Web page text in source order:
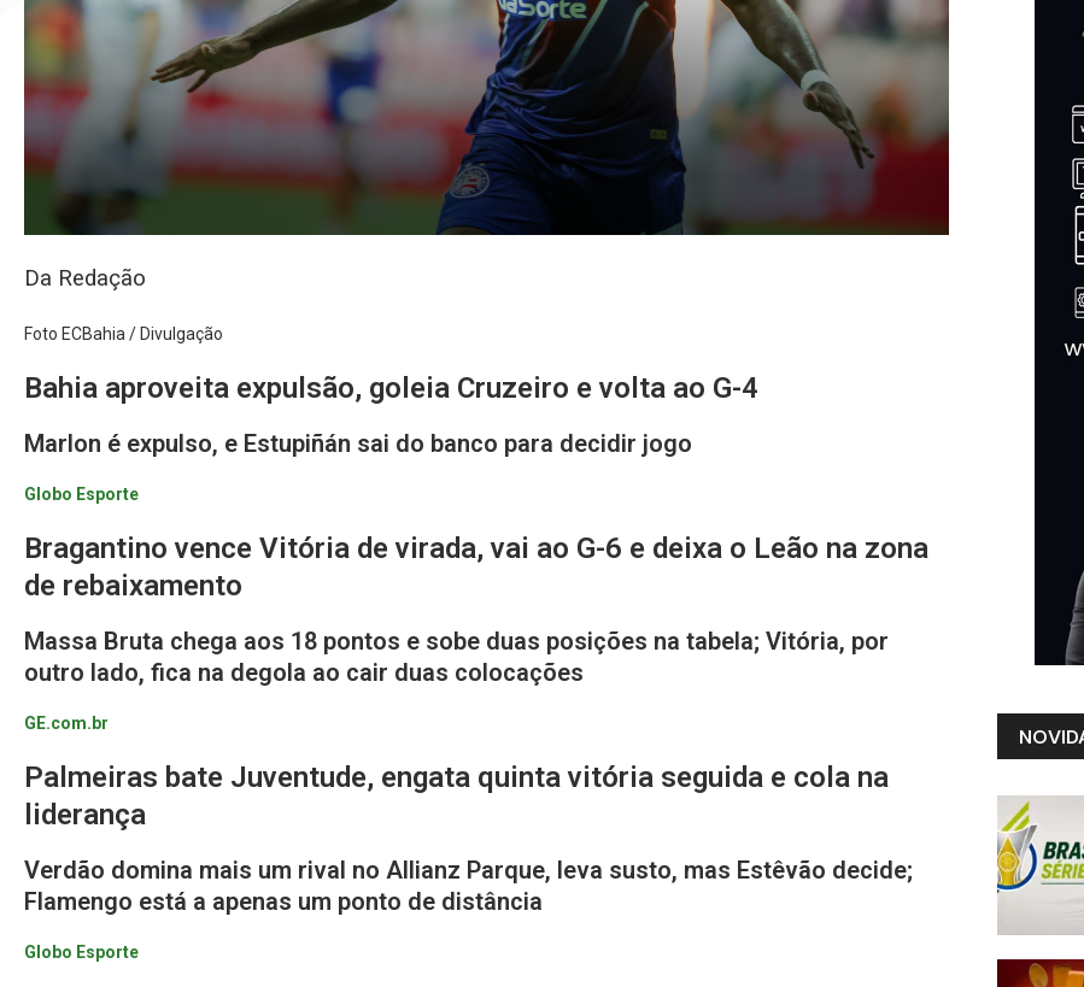
Da Redação
Foto ECBahia / Divulgação
Bahia aproveita expulsão, goleia Cruzeiro e volta ao G-4
Marlon é expulso, e Estupiñán sai do banco para decidir jogo
Globo Esporte
Bragantino vence Vitória de virada, vai ao G-6 e deixa o Leão na zona
de rebaixamento
Massa Bruta chega aos 18 pontos e sobe duas posições na tabela; Vitória, por
outro lado, fica na degola ao cair duas colocações
GE.com.br
Palmeiras bate Juventude, engata quinta vitória seguida e cola na
liderança
Verdão domina mais um rival no Allianz Parque, leva susto, mas Estêvão decide;
Flamengo está a apenas um ponto de distância
Globo Esporte